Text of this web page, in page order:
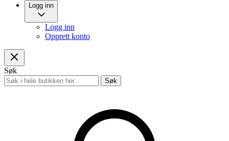
Logg inn
Logg inn
Opprett konto
Søk
Søk